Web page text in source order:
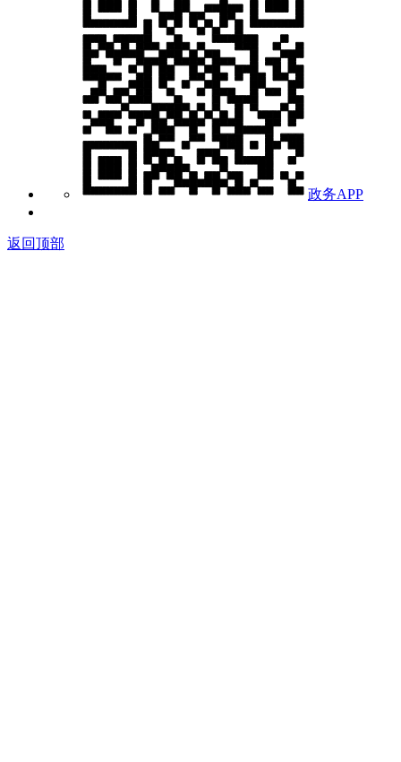
政务APP
返回顶部